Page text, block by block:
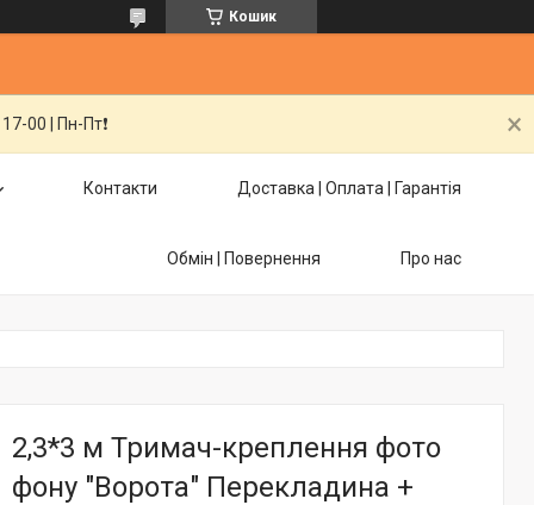
Кошик
00 | Пн-Пт❗️
Контакти Доставка | Оплата | Гарантія
Обмін | Повернення Про нас
2,3*3 м Тримач-креплення фото
фону "Ворота" Перекладина +